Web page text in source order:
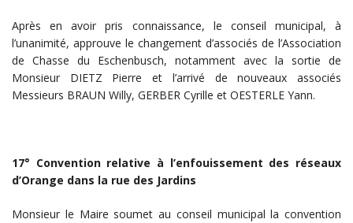
Après en avoir pris connaissance, le conseil municipal, à
l’unanimité, approuve le changement d’associés de l’Association
de Chasse du Eschenbusch, notamment avec la sortie de
Monsieur DIETZ Pierre et l’arrivé de nouveaux associés
Messieurs BRAUN Willy, GERBER Cyrille et OESTERLE Yann.
17° Convention relative à l’enfouissement des réseaux
d’Orange dans la rue des Jardins
Monsieur le Maire soumet au conseil municipal la convention